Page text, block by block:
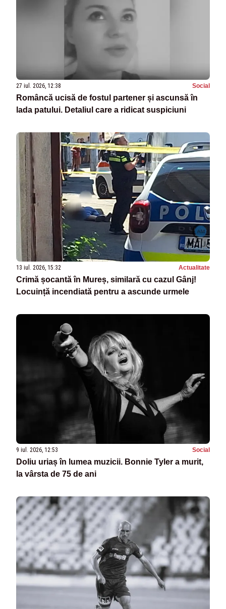
27 iul. 2026, 12:38 Social
Româncă ucisă de fostul partener și ascunsă în
lada patului. Detaliul care a ridicat suspiciuni
13 iul. 2026, 15:32 Actualitate
Crimă șocantă în Mureș, similară cu cazul Gânj!
Locuință incendiată pentru a ascunde urmele
9 iul. 2026, 12:53 Social
Doliu uriaș în lumea muzicii. Bonnie Tyler a murit,
la vârsta de 75 de ani